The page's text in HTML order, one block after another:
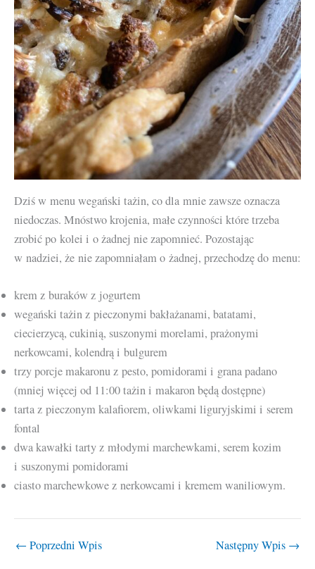
Dziś w menu wegański tażin, co dla mnie zawsze oznacza
niedoczas. Mnóstwo krojenia, małe czynności które trzeba
zrobić po kolei i o żadnej nie zapomnieć. Pozostając
w nadziei, że nie zapomniałam o żadnej, przechodzę do menu:
krem z buraków z jogurtem
wegański tażin z pieczonymi bakłażanami, batatami,
ciecierzycą, cukinią, suszonymi morelami, prażonymi
nerkowcami, kolendrą i bulgurem
trzy porcje makaronu z pesto, pomidorami i grana padano
(mniej więcej od 11:00 tażin i makaron będą dostępne)
tarta z pieczonym kalafiorem, oliwkami liguryjskimi i serem
fontal
dwa kawałki tarty z młodymi marchewkami, serem kozim
i suszonymi pomidorami
ciasto marchewkowe z nerkowcami i kremem waniliowym.
← Poprzedni Wpis Następny Wpis →